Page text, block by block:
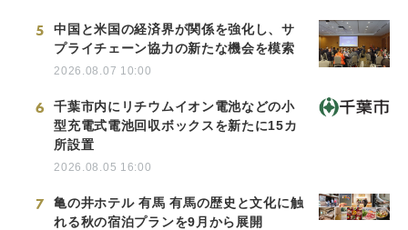
5
中国と米国の経済界が関係を強化し、サ
プライチェーン協力の新たな機会を模索
2026.08.07 10:00
6
千葉市内にリチウムイオン電池などの小
型充電式電池回収ボックスを新たに15カ
所設置
2026.08.05 16:00
7
亀の井ホテル 有馬 有馬の歴史と文化に触
れる秋の宿泊プランを9月から展開